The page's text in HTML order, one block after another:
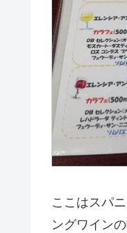
ここはスパ
ングワイン